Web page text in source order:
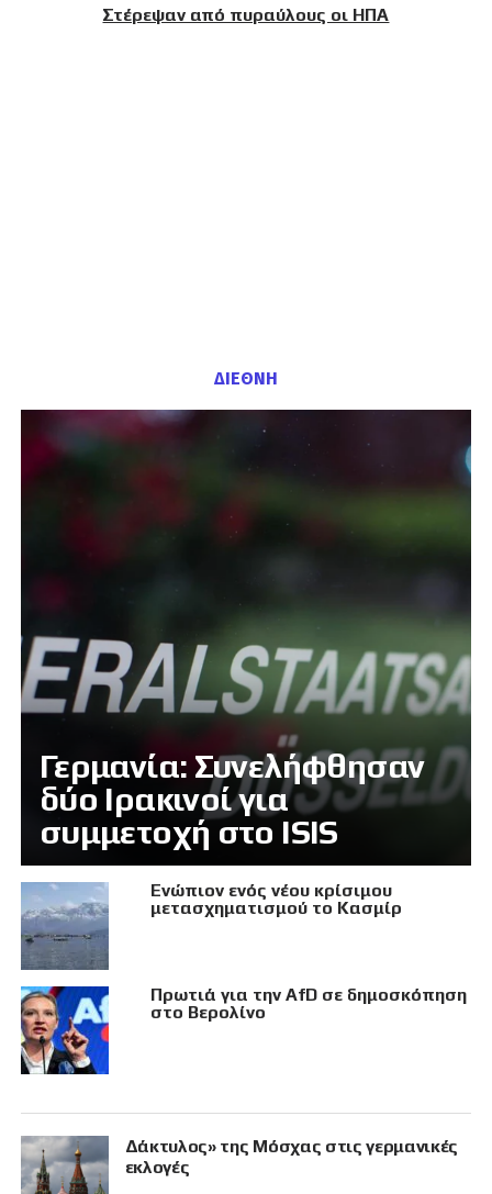
Στέρεψαν από πυραύλους οι ΗΠΑ
ΔΙΕΘΝΗ
Γερμανία: Συνελήφθησαν
δύο Ιρακινοί για
συμμετοχή στο ISIS
Eνώπιον ενός νέου κρίσιμου
μετασχηματισμού το Κασμίρ
Πρωτιά για την AfD σε δημοσκόπηση
στο Βερολίνο
Δάκτυλος» της Μόσχας στις γερμανικές
εκλογές